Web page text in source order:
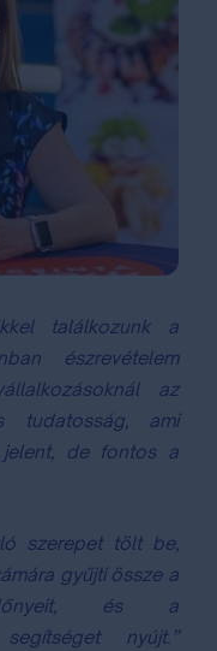
találkozunk a
észrevételem
az
tudatosság, ami
de fontos a
szerepet tölt be,
gyűjti össze a
előnyeit, és a
nyújt.”